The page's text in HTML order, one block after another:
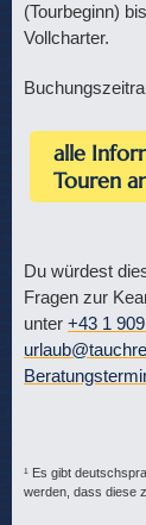
(Tourbeginn)
Vollcharter.
alle
Touren
Du würdest
Fragen zur
unter +43 1
¹ Es gibt
werden, dass diese